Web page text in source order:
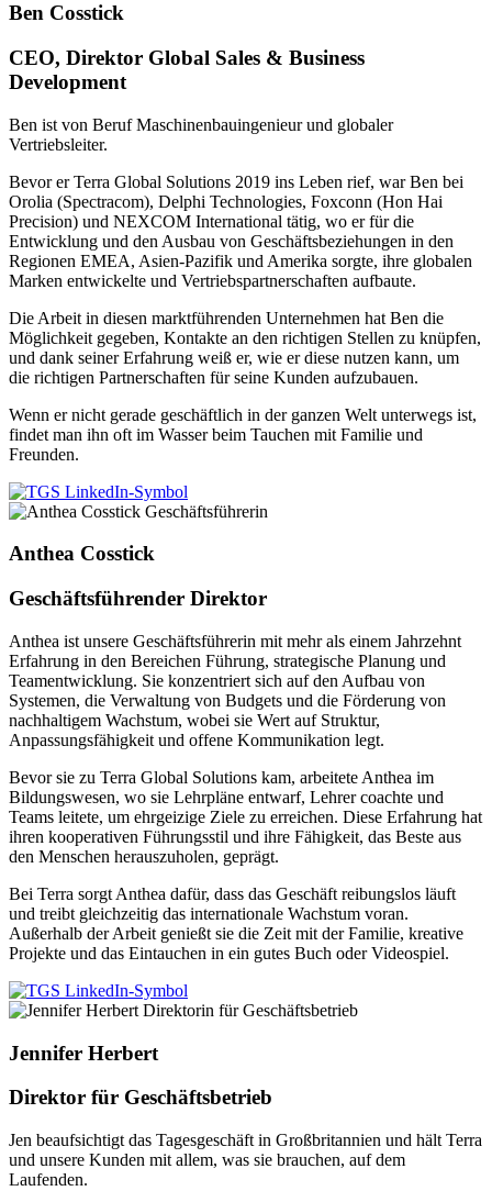
Ben Cosstick
CEO, Direktor Global Sales & Business
Development
Ben ist von Beruf Maschinenbauingenieur und globaler
Vertriebsleiter.
Bevor er Terra Global Solutions 2019 ins Leben rief, war Ben bei
Orolia (Spectracom), Delphi Technologies, Foxconn (Hon Hai
Precision) und NEXCOM International tätig, wo er für die
Entwicklung und den Ausbau von Geschäftsbeziehungen in den
Regionen EMEA, Asien-Pazifik und Amerika sorgte, ihre globalen
Marken entwickelte und Vertriebspartnerschaften aufbaute.
Die Arbeit in diesen marktführenden Unternehmen hat Ben die
Möglichkeit gegeben, Kontakte an den richtigen Stellen zu knüpfen,
und dank seiner Erfahrung weiß er, wie er diese nutzen kann, um
die richtigen Partnerschaften für seine Kunden aufzubauen.
Wenn er nicht gerade geschäftlich in der ganzen Welt unterwegs ist,
findet man ihn oft im Wasser beim Tauchen mit Familie und
Freunden.
Anthea Cosstick
Geschäftsführender Direktor
Anthea ist unsere Geschäftsführerin mit mehr als einem Jahrzehnt
Erfahrung in den Bereichen Führung, strategische Planung und
Teamentwicklung. Sie konzentriert sich auf den Aufbau von
Systemen, die Verwaltung von Budgets und die Förderung von
nachhaltigem Wachstum, wobei sie Wert auf Struktur,
Anpassungsfähigkeit und offene Kommunikation legt.
Bevor sie zu Terra Global Solutions kam, arbeitete Anthea im
Bildungswesen, wo sie Lehrpläne entwarf, Lehrer coachte und
Teams leitete, um ehrgeizige Ziele zu erreichen. Diese Erfahrung hat
ihren kooperativen Führungsstil und ihre Fähigkeit, das Beste aus
den Menschen herauszuholen, geprägt.
Bei Terra sorgt Anthea dafür, dass das Geschäft reibungslos läuft
und treibt gleichzeitig das internationale Wachstum voran.
Außerhalb der Arbeit genießt sie die Zeit mit der Familie, kreative
Projekte und das Eintauchen in ein gutes Buch oder Videospiel.
Jennifer Herbert
Direktor für Geschäftsbetrieb
Jen beaufsichtigt das Tagesgeschäft in Großbritannien und hält Terra
und unsere Kunden mit allem, was sie brauchen, auf dem
Laufenden.